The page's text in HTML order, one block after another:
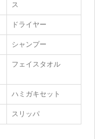
ス
ドライヤー
シャンプー
フェイスタオル
ハミガキセット
スリッパ